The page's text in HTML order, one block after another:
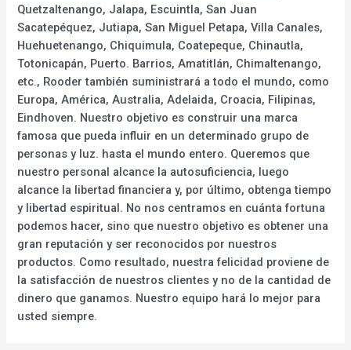
Quetzaltenango, Jalapa, Escuintla, San Juan
Sacatepéquez, Jutiapa, San Miguel Petapa, Villa Canales,
Huehuetenango, Chiquimula, Coatepeque, Chinautla,
Totonicapán, Puerto. Barrios, Amatitlán, Chimaltenango,
etc., Rooder también suministrará a todo el mundo, como
Europa, América, Australia, Adelaida, Croacia, Filipinas,
Eindhoven. Nuestro objetivo es construir una marca
famosa que pueda influir en un determinado grupo de
personas y luz. hasta el mundo entero. Queremos que
nuestro personal alcance la autosuficiencia, luego
alcance la libertad financiera y, por último, obtenga tiempo
y libertad espiritual. No nos centramos en cuánta fortuna
podemos hacer, sino que nuestro objetivo es obtener una
gran reputación y ser reconocidos por nuestros
productos. Como resultado, nuestra felicidad proviene de
la satisfacción de nuestros clientes y no de la cantidad de
dinero que ganamos. Nuestro equipo hará lo mejor para
usted siempre.